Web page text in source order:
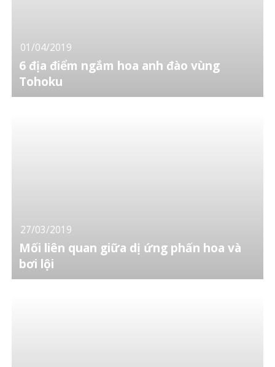
01/04/2019
6 địa điểm ngắm hoa anh đào vùng
Tohoku
27/03/2019
Mối liên quan giữa dị ứng phấn hoa và
bơi lội